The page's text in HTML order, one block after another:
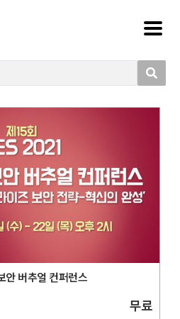
버추얼 컨퍼런스
무료